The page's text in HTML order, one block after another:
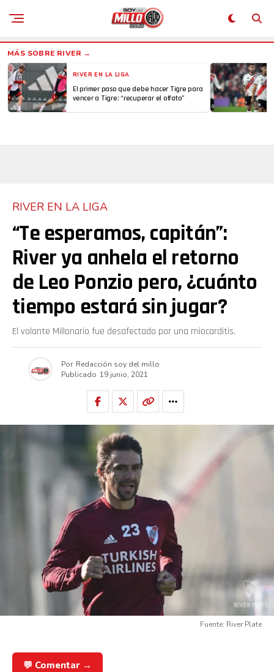
RIVER EN LA LIGA
El primer paso que debe hacer Tigre para
vencer a Tigre: “recuperar el olfato”
RIVER EN LA LIGA
“Te esperamos, capitán”:
River ya anhela el retorno
de Leo Ponzio pero, ¿cuánto
tiempo estará sin jugar?
El volante Millonario fue desafectado por una miocarditis.
Por Redacción soy del millo
Publicado 19 junio, 2021
Fuente: River Plate
💬 Comentar →